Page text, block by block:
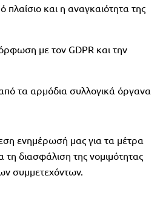
πλαίσιο και η αναγκαιότητα της
με τον GDPR και την
τα αρμόδια συλλογικά όργανα
ενημέρωσή μας για τα μέτρα
τη διασφάλιση της νομιμότητας
συμμετεχόντων.